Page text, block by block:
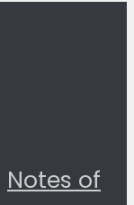
Notes of